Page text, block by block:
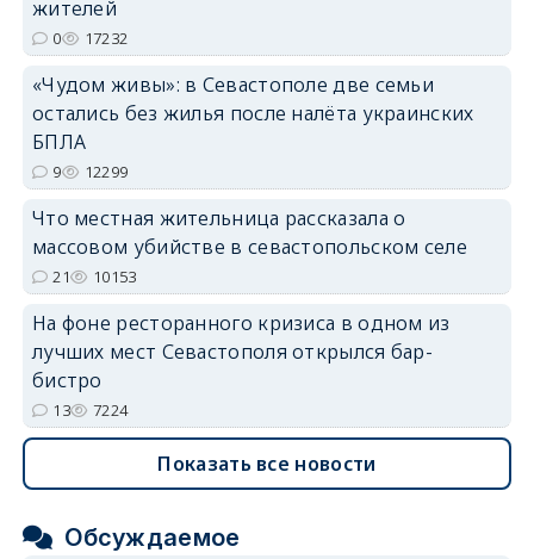
жителей
0 17232
«Чудом живы»: в Севастополе две семьи
остались без жилья после налёта украинских
БПЛА
9 12299
Что местная жительница рассказала о
массовом убийстве в севастопольском селе
21 10153
На фоне ресторанного кризиса в одном из
лучших мест Севастополя открылся бар-
бистро
13 7224
Показать все новости
Обсуждаемое